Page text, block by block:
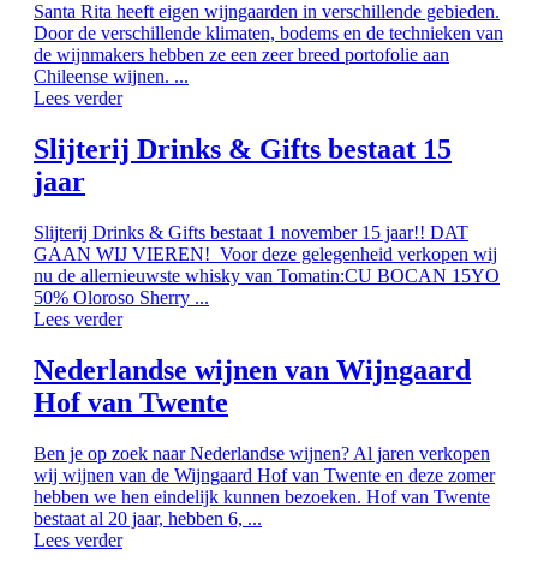
Santa Rita heeft eigen wijngaarden in verschillende gebieden.
Door de verschillende klimaten, bodems en de technieken van
de wijnmakers hebben ze een zeer breed portofolie aan
Chileense wijnen. ...
Lees verder
Slijterij Drinks & Gifts bestaat 15
jaar
Slijterij Drinks & Gifts bestaat 1 november 15 jaar!! DAT
GAAN WIJ VIEREN! Voor deze gelegenheid verkopen wij
nu de allernieuwste whisky van Tomatin:CU BOCAN 15YO
50% Oloroso Sherry ...
Lees verder
Nederlandse wijnen van Wijngaard
Hof van Twente
Ben je op zoek naar Nederlandse wijnen? Al jaren verkopen
wij wijnen van de Wijngaard Hof van Twente en deze zomer
hebben we hen eindelijk kunnen bezoeken. Hof van Twente
bestaat al 20 jaar, hebben 6, ...
Lees verder